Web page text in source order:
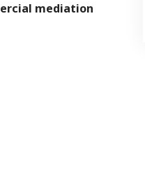
mediation